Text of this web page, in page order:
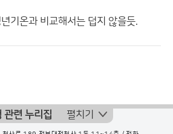
기온과 비교해서는 덥지 않을듯.
관련 누리집 펼치기